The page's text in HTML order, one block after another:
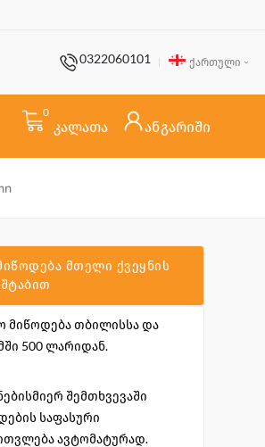
0322060101 ქართული
0
კალათა ანგარიში
მთელი ქვეყნის
მიწოდება თბილისსა და
500 ლარიდან.
შემთხვევაში
საფასური
ავტომატურად.